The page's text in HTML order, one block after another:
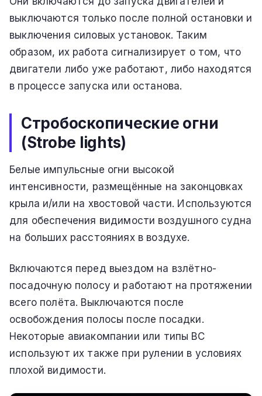
выключаются только после полной остановки и
выключения силовых установок. Таким
образом, их работа сигнализирует о том, что
двигатели либо уже работают, либо находятся
в процессе запуска или останова.
Стробоскопические огни
(Strobe lights)
Белые импульсные огни высокой
интенсивности, размещённые на законцовках
крыла и/или на хвостовой части. Используются
для обеспечения видимости воздушного судна
на больших расстояниях в воздухе.
Включаются перед выездом на взлётно-
посадочную полосу и работают на протяжении
всего полёта. Выключаются после
освобождения полосы после посадки.
Некоторые авиакомпании или типы ВС
используют их также при рулении в условиях
плохой видимости.